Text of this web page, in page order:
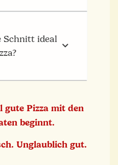
Schnitt ideal
gute Pizza mit den
beginnt.
Unglaublich gut.